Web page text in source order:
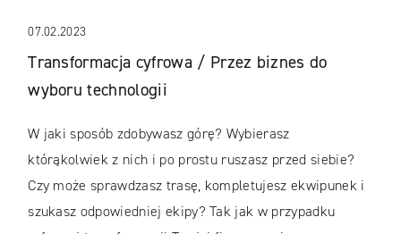
07.02.2023
Transformacja cyfrowa / Przez biznes do
wyboru technologii
W jaki sposób zdobywasz górę? Wybierasz
którąkolwiek z nich i po prostu ruszasz przed siebie?
Czy może sprawdzasz trasę, kompletujesz ekwipunek i
szukasz odpowiedniej ekipy? Tak jak w przypadku